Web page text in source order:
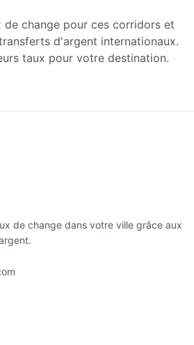
de change pour ces corridors et
d'argent internationaux.
taux pour votre destination.
de change dans votre ville grâce aux